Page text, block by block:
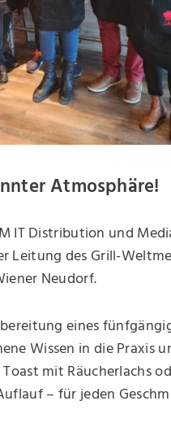
Atmosphäre!
IT Distribution und
Leitung des Grill-
Neudorf.
eines
Wissen in die Praxis
mit Räucherlachs
– für jeden